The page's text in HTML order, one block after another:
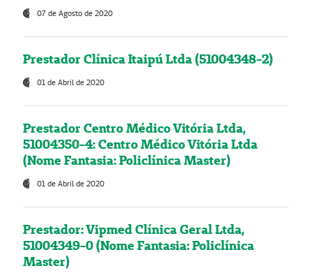
07 de Agosto de 2020
Prestador Clínica Itaipú Ltda (51004348-2)
01 de Abril de 2020
Prestador Centro Médico Vitória Ltda,
51004350-4: Centro Médico Vitória Ltda
(Nome Fantasia: Policlínica Master)
01 de Abril de 2020
Prestador: Vipmed Clínica Geral Ltda,
51004349-0 (Nome Fantasia: Policlínica
Master)